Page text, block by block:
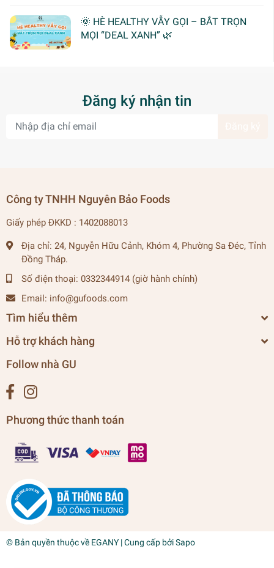
🌞 HÈ HEALTHY VẪY GỌI – BẮT TRỌN
MỌI “DEAL XANH” 🌿
Đăng ký nhận tin
Công ty TNHH Nguyên Bảo Foods
Giấy phép ĐKKD : 1402088013
Địa chỉ: 24, Nguyễn Hữu Cảnh, Khóm 4, Phường Sa Đéc, Tỉnh
Đồng Tháp.
Số điện thoại: 0332344914 (giờ hành chính)
Email: info@gufoods.com
Tìm hiểu thêm
Hỗ trợ khách hàng
Follow nhà GU
Phương thức thanh toán
© Bản quyền thuộc về EGANY | Cung cấp bởiSapo